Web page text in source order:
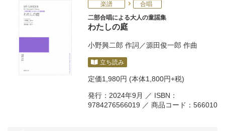
楽譜
合唱
二部合唱による大人の童謡集
わたしの庭
小野興二郎 作詞／源田俊一郎 作曲
立ち読み
定価1,980円 (本体1,800円+税)
発行：2024年9月 ／ ISBN：
9784276566019 ／ 商品コード：566010